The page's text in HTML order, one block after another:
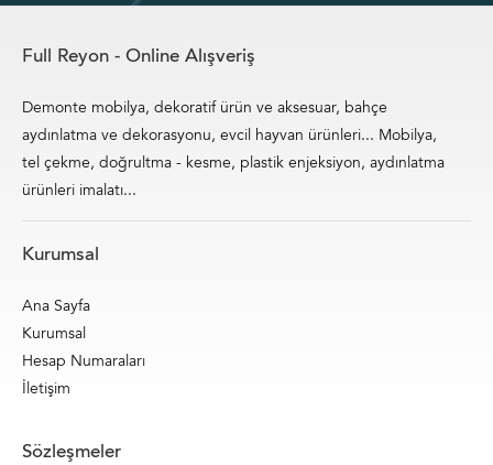
Full Reyon - Online Alışveriş
Demonte mobilya, dekoratif ürün ve aksesuar, bahçe
aydınlatma ve dekorasyonu, evcil hayvan ürünleri... Mobilya,
tel çekme, doğrultma - kesme, plastik enjeksiyon, aydınlatma
ürünleri imalatı...
Kurumsal
Ana Sayfa
Kurumsal
Hesap Numaraları
İletişim
Sözleşmeler